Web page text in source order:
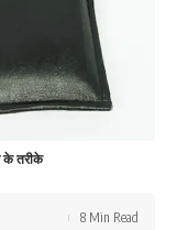
के तरीके
8 Min Read